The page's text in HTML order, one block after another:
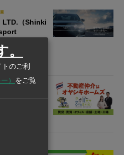
LTD.（Shinki
遣・観光関連事
資のご利
） をご覧